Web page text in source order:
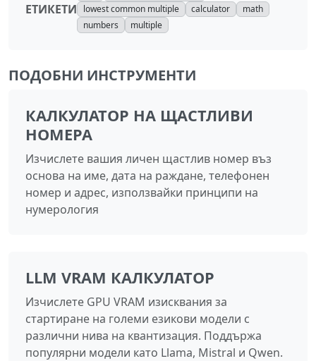
ЕТИКЕТИ
lowest common multiple
calculator
math
numbers
multiple
ПОДОБНИ ИНСТРУМЕНТИ
КАЛКУЛАТОР НА ЩАСТЛИВИ
НОМЕРА
Изчислете вашия личен щастлив номер въз
основа на име, дата на раждане, телефонен
номер и адрес, използвайки принципи на
нумерология
LLM VRAM КАЛКУЛАТОР
Изчислете GPU VRAM изисквания за
стартиране на големи езикови модели с
различни нива на квантизация. Поддържа
популярни модели като Llama, Mistral и Qwen.